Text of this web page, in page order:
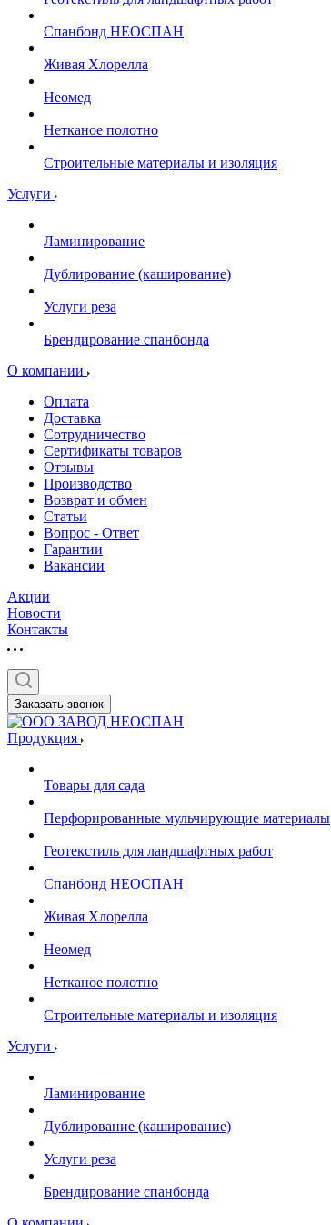
Спанбонд НЕОСПАН
Живая Хлорелла
Нeомед
Нетканое полотно
Строительные материалы и изоляция
Услуги
Ламинирование
Дублирование (каширование)
Услуги реза
Брендирование спанбонда
О компании
Оплата
Доставка
Сотрудничество
Сертификаты товаров
Отзывы
Производство
Возврат и обмен
Статьи
Вопрос - Ответ
Гарантии
Вакансии
Акции
Новости
Контакты
Заказать звонок
Продукция
Товары для сада
Перфорированные мульчирующие материалы
Геотекстиль для ландшафтных работ
Спанбонд НЕОСПАН
Живая Хлорелла
Нeомед
Нетканое полотно
Строительные материалы и изоляция
Услуги
Ламинирование
Дублирование (каширование)
Услуги реза
Брендирование спанбонда